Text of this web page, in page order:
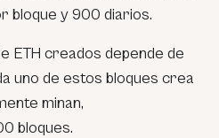
bloque y 900 diarios.
ETH creados depende de
uno de estos bloques crea
minan,
bloques.